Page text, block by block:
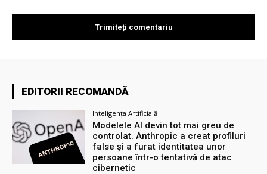
EDITORII RECOMANDĂ
Inteligența Artificială
Modelele AI devin tot mai greu de
controlat. Anthropic a creat profiluri
false și a furat identitatea unor
persoane într-o tentativă de atac
cibernetic